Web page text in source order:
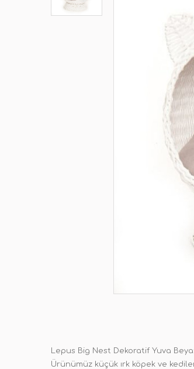
Lepus Big Nest Dekoratif Yuva
Ürünümüz küçük ırk köpek ve